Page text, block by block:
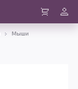
Войти
Мыши